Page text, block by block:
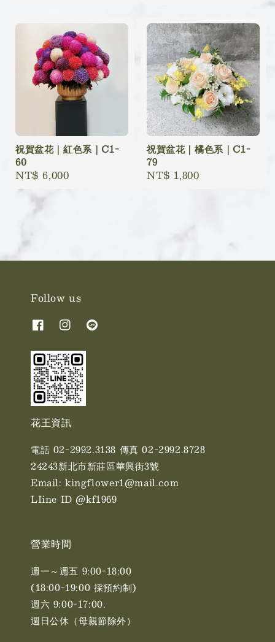
祝賀盆花｜紅色系｜C1-
60
Regular
price
NT$ 6,000
祝賀盆花｜橘色系｜C1-
79
Regular
NT$ 1,800
Follow us
花王資訊
電話 02-2992.3138 傳真 02-2992.8728
24243新北市新莊區華興街3號
Email: kingflower1@mail.com
LIine ID @kf1969
營業時間
週一～週五 9:00-18:00
(18:00-19:00 採預約制)
週六 9:00-17:00. ​​
週日公休（母親節除外）